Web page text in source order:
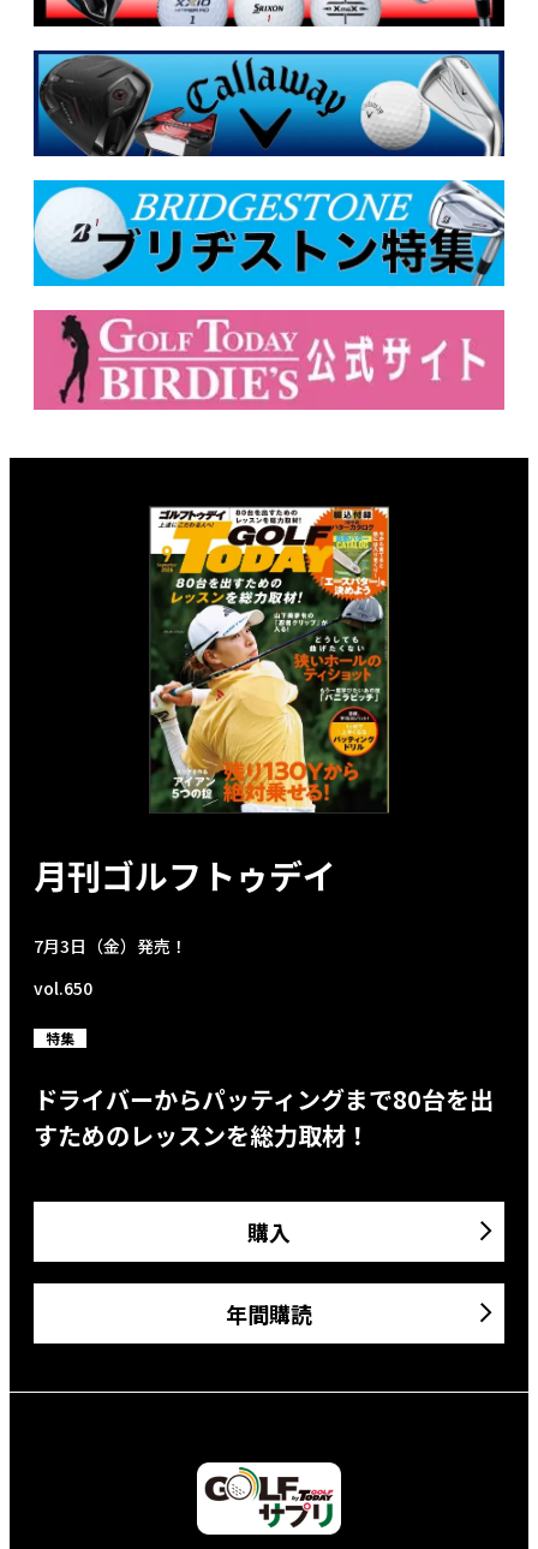
月刊ゴルフトゥデイ
7月3日（金）発売！
vol.650
特集
ドライバーからパッティングまで80台を出
すためのレッスンを総力取材！
購入
年間購読